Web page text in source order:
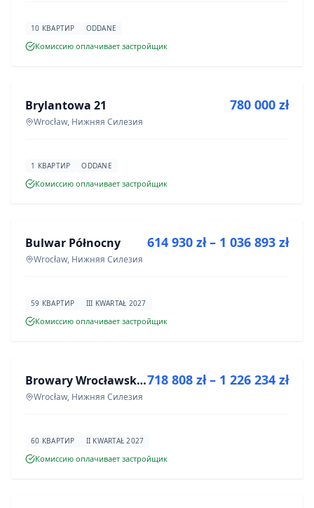
10 КВАРТИР ODDANE
Комиссию оплачивает застройщик
ИНВЕСТИЦИЯ
Brylantowa 21
Wrocław, Нижняя Силезия
780 000 zł
1 КВАРТИР ODDANE
Комиссию оплачивает застройщик
ИНВЕСТИЦИЯ
Bulwar Północny
Wrocław, Нижняя Силезия
614 930 zł – 1 036 893 zł
59 КВАРТИР III KWARTAŁ 2027
Комиссию оплачивает застройщик
ИНВЕСТИЦИЯ Browary Wrocławskie bud BR1, BR2
Wrocław, Нижняя Силезия
718 808 zł – 1 226 234 zł
60 КВАРТИР II KWARTAŁ 2027
Комиссию оплачивает застройщик